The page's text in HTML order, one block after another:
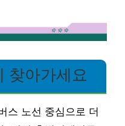
찾아가세요
스 노선 중심으로 더